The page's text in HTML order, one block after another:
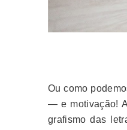
Ou como
— e motivação! A
grafismo das